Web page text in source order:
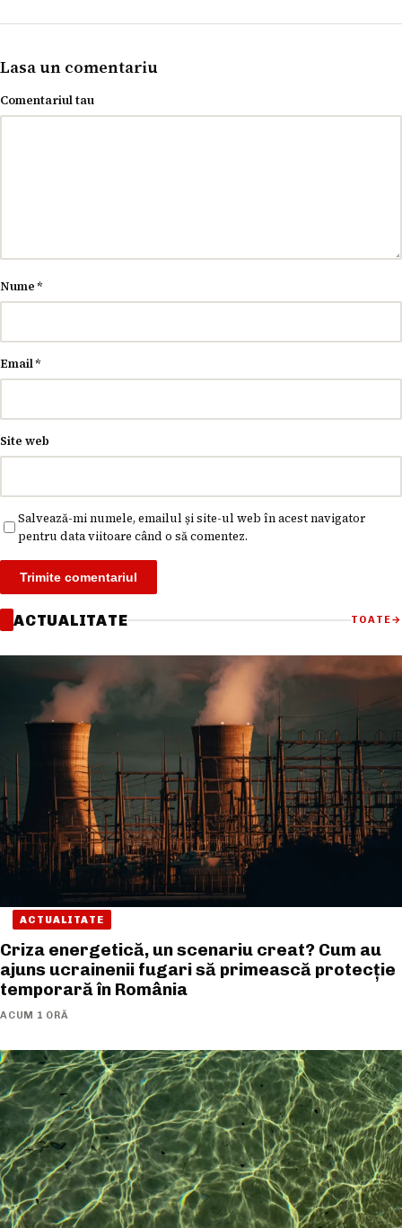
Lasa un comentariu
Comentariul tau
Nume*
Email*
Site web
Salvează-mi numele, emailul și site-ul web în acest navigator
pentru data viitoare când o să comentez.
ACTUALITATE TOATE→
ACTUALITATE
Criza energetică, un scenariu creat? Cum au
ajuns ucrainenii fugari să primească protecție
temporară în România
ACUM 1 ORĂ